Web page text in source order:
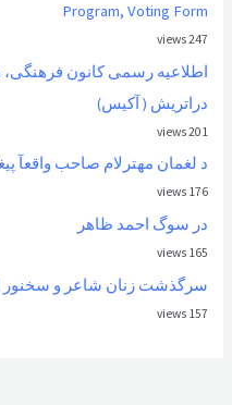
Program, Voting Form
247 views
اطلاعیه رسمی کانون
دراتریش ( آکیس)
201 views
د لغمان مهترلام صاحب واقعآ
176 views
در سوگ احمد ظاهر
165 views
سرگذشت زنان شاعر و سخنور
157 views